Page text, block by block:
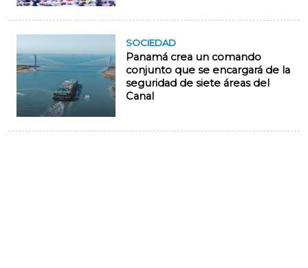
SOCIEDAD
Panamá crea un comando
conjunto que se encargará de la
seguridad de siete áreas del
Canal